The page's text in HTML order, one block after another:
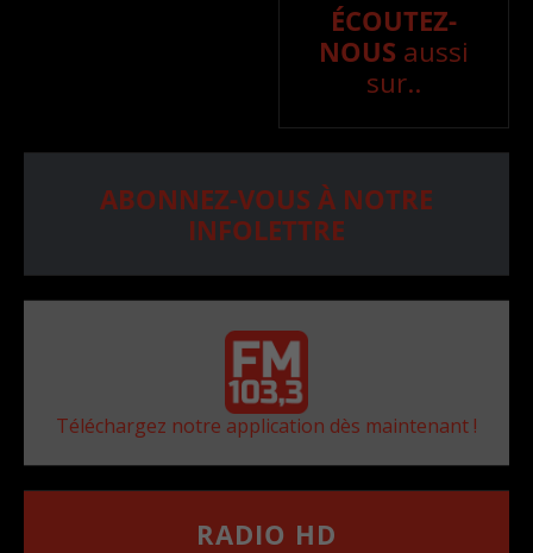
ÉCOUTEZ-
NOUS aussi
sur..
ABONNEZ-VOUS À NOTRE
INFOLETTRE
Téléchargez notre application dès maintenant !
RADIO HD